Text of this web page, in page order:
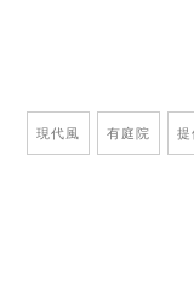
從人來談~
關心我們來
期待感，當
來到現場幫
紹廚房的設
現代風 有庭院 提